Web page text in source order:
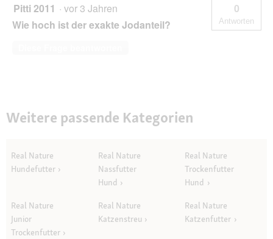
Pitti 2011 · vor 3 Jahren
Wie hoch ist der exakte Jodanteil?
0
Antworten
Weitere passende Kategorien
Real Nature
Hundefutter
Real Nature
Nassfutter
Hund
Real Nature
Trockenfutter
Hund
Real Nature
Junior
Trockenfutter
Real Nature
Katzenstreu
Real Nature
Katzenfutter